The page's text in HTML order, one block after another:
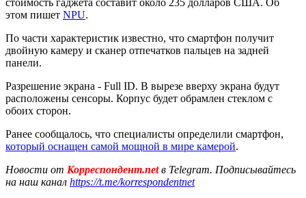
этом пишет NPU.
По части характеристик известно, что смартфон получит
двойную камеру и сканер отпечатков пальцев на задней
панели.
Разрешение экрана - Full ID. В вырезе вверху экрана будут
расположены сенсоры. Корпус будет обрамлен стеклом с
обоих сторон.
Ранее сообщалось, что специалисты определили смартфон,
который оснащен самой мощной в мире камерой.
Новости от Корреспондент.netв Telegram. Подписывайтесь
на наш канал https://t.me/korrespondentnet